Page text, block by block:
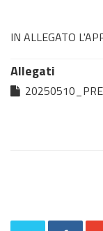
IN ALLEGATO
Allegati